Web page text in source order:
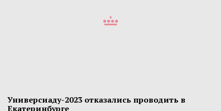
Универсиаду-2023 отказались проводить в
Екатеринбурге